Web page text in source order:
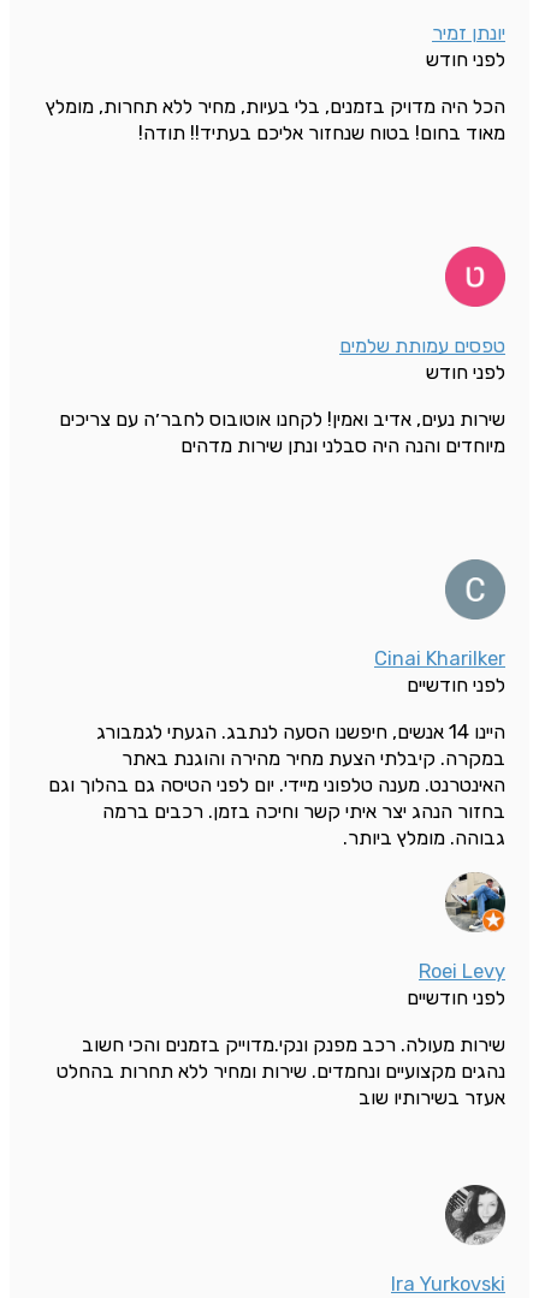
יונתן זמיר
לפני חודש
הכל היה מדויק בזמנים, בלי בעיות, מחיר ללא תחרות, מומלץ
מאוד בחום! בטוח שנחזור אליכם בעתיד!! תודה!
טפסים עמותת שלמים
לפני חודש
שירות נעים, אדיב ואמין! לקחנו אוטובוס לחבר׳ה עם צריכים
מיוחדים והנה היה סבלני ונתן שירות מדהים
Cinai Kharilker
לפני חודשיים
היינו 14 אנשים, חיפשנו הסעה לנתבג. הגעתי לגמבורג
במקרה. קיבלתי הצעת מחיר מהירה והוגנת באתר
האינטרנט. מענה טלפוני מיידי. יום לפני הטיסה גם בהלוך וגם
בחזור הנהג יצר איתי קשר וחיכה בזמן. רכבים ברמה
גבוהה. מומלץ ביותר.
Roei Levy
לפני חודשיים
שירות מעולה. רכב מפנק ונקי.מדוייק בזמנים והכי חשוב
נהגים מקצועיים ונחמדים. שירות ומחיר ללא תחרות בהחלט
אעזר בשירותיו שוב
Ira Yurkovski